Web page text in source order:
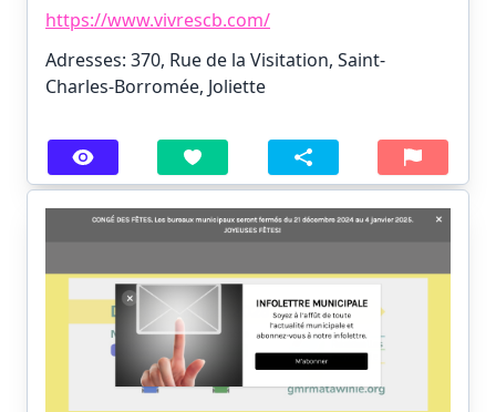
https://www.vivrescb.com/
Adresses: 370, Rue de la Visitation, Saint-
Charles-Borromée, Joliette